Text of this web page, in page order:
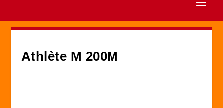
Athlète M 200M